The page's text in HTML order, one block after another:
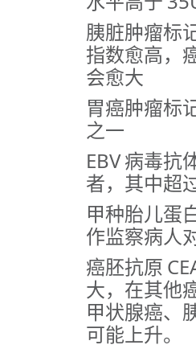
胰脏肿瘤标
指数愈高，
会愈大
胃癌肿瘤标
之一
EBV 病毒抗
者，其中超
甲种胎儿蛋
作监察病人
癌胚抗原
大，在其他
甲状腺癌、
可能上升。